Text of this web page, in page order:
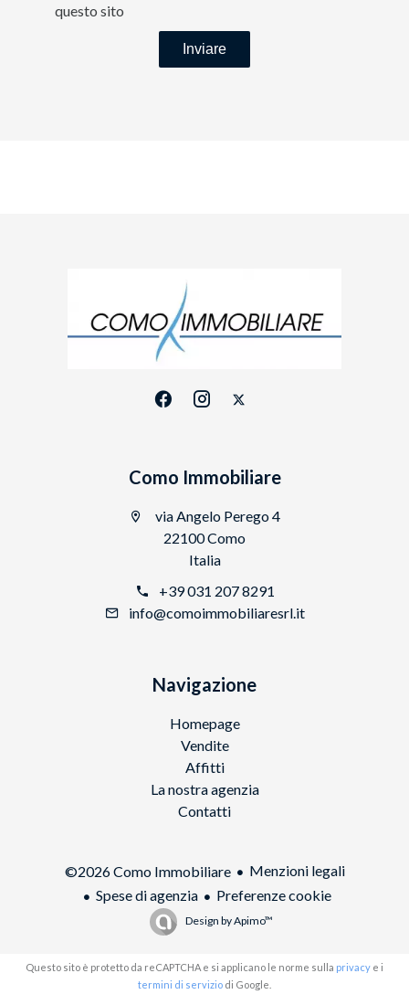
questo sito
Inviare
Como Immobiliare
via Angelo Perego 4
22100 Como
Italia
+39 031 207 8291
info@comoimmobiliaresrl.it
Navigazione
Homepage
Vendite
Affitti
La nostra agenzia
Contatti
©2026 Como Immobiliare
Menzioni legali
Spese di agenzia
Preferenze cookie
Design byApimo™
Questo sito è protetto da reCAPTCHA e si applicano le norme sulla privacy e i
termini di servizio di Google.